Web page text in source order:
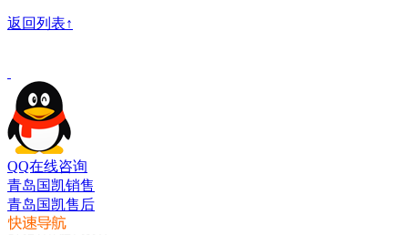
返回列表↑
QQ在线咨询
青岛国凯销售
青岛国凯售后